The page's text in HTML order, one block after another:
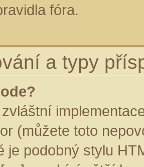
fóra.
a typy
(můžete toto
je podobný stylu